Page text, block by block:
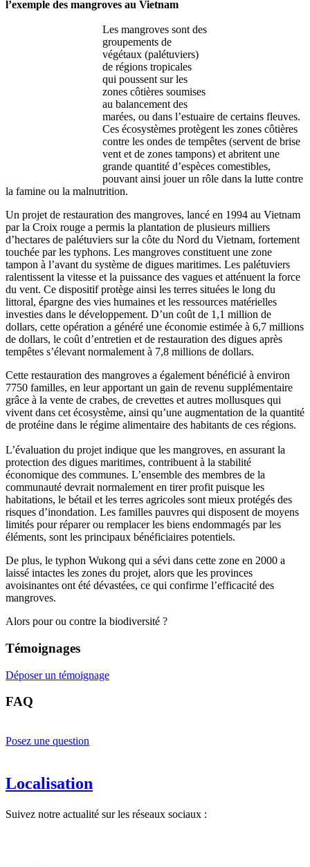
l’exemple des mangroves au Vietnam
Les mangroves sont des
groupements de
végétaux (palétuviers)
de régions tropicales
qui poussent sur les
zones côtières soumises
au balancement des
marées, ou dans l’estuaire de certains fleuves.
Ces écosystèmes protègent les zones côtières
contre les ondes de tempêtes (servent de brise
vent et de zones tampons) et abritent une
grande quantité d’espèces comestibles,
pouvant ainsi jouer un rôle dans la lutte contre
la famine ou la malnutrition.
Un projet de restauration des mangroves, lancé en 1994 au Vietnam
par la Croix rouge a permis la plantation de plusieurs milliers
d’hectares de palétuviers sur la côte du Nord du Vietnam, fortement
touchée par les typhons. Les mangroves constituent une zone
tampon à l’avant du système de digues maritimes. Les palétuviers
ralentissent la vitesse et la puissance des vagues et atténuent la force
du vent. Ce dispositif protège ainsi les terres situées le long du
littoral, épargne des vies humaines et les ressources matérielles
investies dans le développement. D’un coût de 1,1 million de
dollars, cette opération a généré une économie estimée à 6,7 millions
de dollars, le coût d’entretien et de restauration des digues après
tempêtes s’élevant normalement à 7,8 millions de dollars.
Cette restauration des mangroves a également bénéficié à environ
7750 familles, en leur apportant un gain de revenu supplémentaire
grâce à la vente de crabes, de crevettes et autres mollusques qui
vivent dans cet écosystème, ainsi qu’une augmentation de la quantité
de protéine dans le régime alimentaire des habitants de ces régions.
L’évaluation du projet indique que les mangroves, en assurant la
protection des digues maritimes, contribuent à la stabilité
économique des communes. L’ensemble des membres de la
communauté devrait normalement en tirer profit puisque les
habitations, le bétail et les terres agricoles sont mieux protégés des
risques d’inondation. Les familles pauvres qui disposent de moyens
limités pour réparer ou remplacer les biens endommagés par les
éléments, sont les principaux bénéficiaires potentiels.
De plus, le typhon Wukong qui a sévi dans cette zone en 2000 a
laissé intactes les zones du projet, alors que les provinces
avoisinantes ont été dévastées, ce qui confirme l’efficacité des
mangroves.
Alors pour ou contre la biodiversité ?
Témoignages
Déposer un témoignage
FAQ
Posez une question
Localisation
Suivez notre actualité sur les réseaux sociaux :